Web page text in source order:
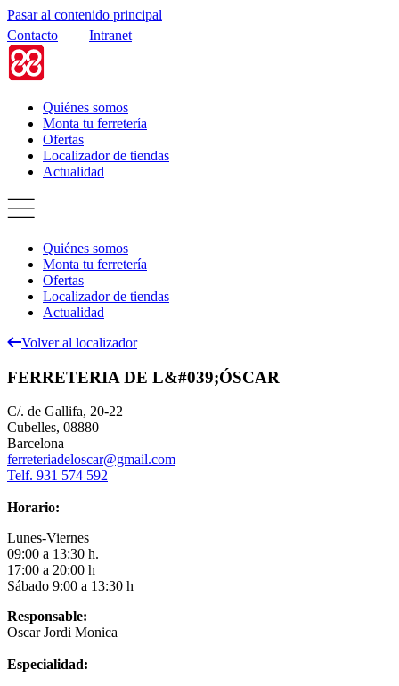
Pasar al contenido principal
Contacto
Intranet
Quiénes somos
Monta tu ferretería
Ofertas
Localizador de tiendas
Actualidad
Quiénes somos
Monta tu ferretería
Ofertas
Localizador de tiendas
Actualidad
Volver al localizador
FERRETERIA DE L&#039;ÓSCAR
C/. de Gallifa, 20-22
Cubelles, 08880
Barcelona
ferreteriadeloscar@gmail.com
Telf. 931 574 592
Horario:
Lunes-Viernes
09:00 a 13:30 h.
17:00 a 20:00 h
Sábado 9:00 a 13:30 h
Responsable:
Oscar Jordi Monica
Especialidad: